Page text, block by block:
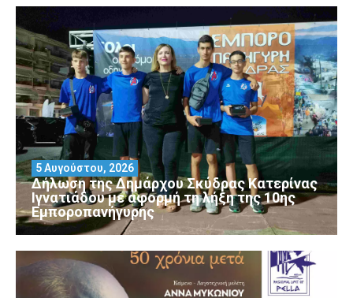
Δήλωση της Δημάρχου Σκύδρας Κατερίνας
Ιγνατιάδου με αφορμή τη λήξη της 10ης
Εμποροπανήγυρης
5 Αυγούστου, 2026